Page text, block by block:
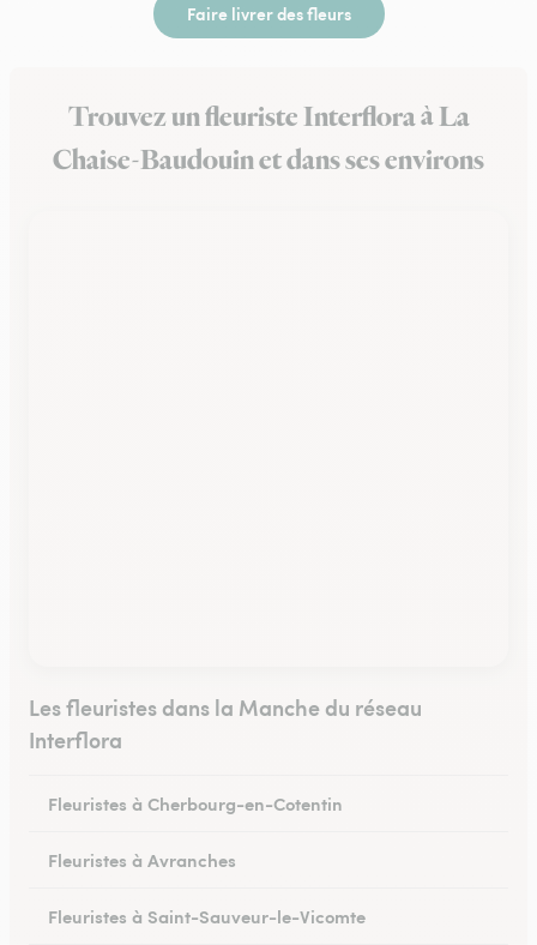
Faire livrer des fleurs
Trouvez un fleuriste Interflora à La
Chaise-Baudouin et dans ses environs
Les fleuristes dans la Manche du réseau
Interflora
Fleuristes à Cherbourg-en-Cotentin
Fleuristes à Avranches
Fleuristes à Saint-Sauveur-le-Vicomte